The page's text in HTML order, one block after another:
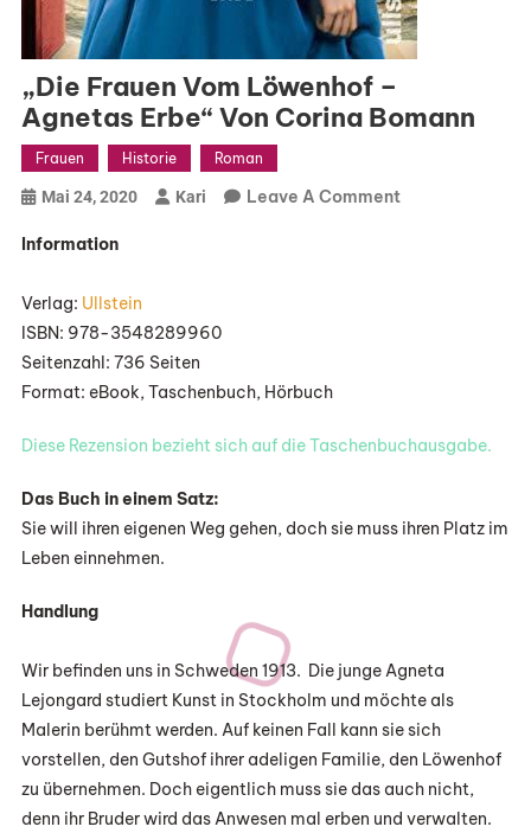
„Die Frauen Vom Löwenhof –
Agnetas Erbe“ Von Corina Bomann
Frauen Historie Roman
Mai 24, 2020 Kari Leave A CommentOn
Corina
Information
Verlag: Ullstein
ISBN: 978-3548289960
Seitenzahl: 736 Seiten
Format: eBook, Taschenbuch, Hörbuch
Diese Rezension bezieht sich auf die Taschenbuchausgabe.
Das Buch in einem Satz:
Sie will ihren eigenen Weg gehen, doch sie muss ihren Platz im
Leben einnehmen.
Handlung
Wir befinden uns in Schweden 1913. Die junge Agneta
Lejongard studiert Kunst in Stockholm und möchte als
Malerin berühmt werden. Auf keinen Fall kann sie sich
vorstellen, den Gutshof ihrer adeligen Familie, den Löwenhof
zu übernehmen. Doch eigentlich muss sie das auch nicht,
denn ihr Bruder wird das Anwesen mal erben und verwalten.